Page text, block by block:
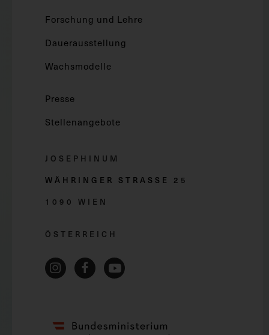
Forschung und Lehre
Dauerausstellung
Wachsmodelle
Presse
Stellenangebote
JOSEPHINUM
WÄHRINGER STRASSE 2 5
1090 WIEN
ÖSTERREICH